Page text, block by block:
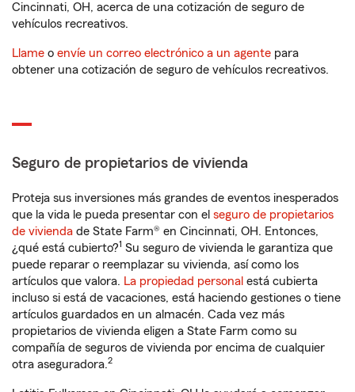
Cincinnati, OH, acerca de una cotización de seguro de
vehículos recreativos.
Llame o envíe un correo electrónico a un agente para
obtener una cotización de seguro de vehículos recreativos.
Seguro de propietarios de vivienda
Proteja sus inversiones más grandes de eventos inesperados
que la vida le pueda presentar con el seguro de propietarios
de vivienda de State Farm® en Cincinnati, OH. Entonces,
¿qué está cubierto?1 Su seguro de vivienda le garantiza que
puede reparar o reemplazar su vivienda, así como los
artículos que valora. La propiedad personal está cubierta
incluso si está de vacaciones, está haciendo gestiones o tiene
artículos guardados en un almacén. Cada vez más
propietarios de vivienda eligen a State Farm como su
compañía de seguros de vivienda por encima de cualquier
otra aseguradora.2